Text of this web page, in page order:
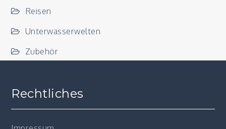
Reisen
Unterwasserwelten
Zubehör
Rechtliches